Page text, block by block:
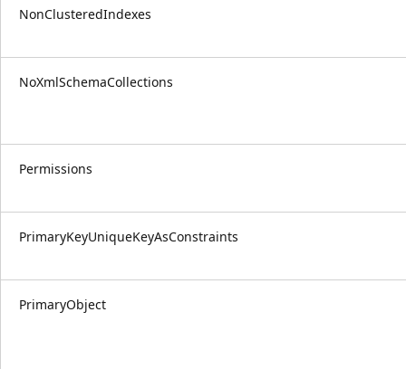
NonClusteredIndexes
NoXmlSchemaCollections
Permissions
PrimaryKeyUniqueKeyAsConstraints
PrimaryObject